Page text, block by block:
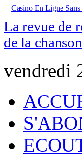
Casino En Ligne
La revue de
de la chanson